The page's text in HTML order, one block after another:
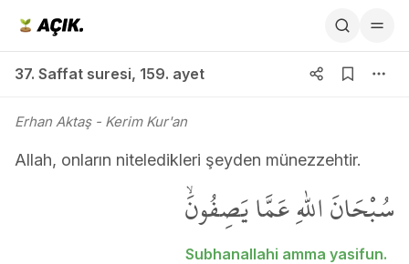
37. Saffat suresi, 159. ayet
Erhan Aktaş- Kerim Kur'an
Allah, onların niteledikleri şeyden münezzehtir.
سُبْحَانَ اللّٰهِ عَمَّا يَصِفُونَۙ
Subhanallahi amma yasifun.